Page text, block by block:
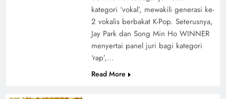
kategori ‘vokal’, mewakili generasi ke-
2 vokalis berbakat K-Pop. Seterusnya,
Jay Park dan Song Min Ho WINNER
menyertai panel juri bagi kategori
‘rap’,…
Read More